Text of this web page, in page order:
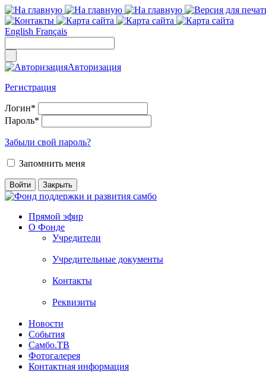
English Français
Авторизация
Регистрация
Логин*
Пароль*
Забыли свой пароль?
Запомнить меня
Прямой эфир
О Фонде
Учредители
Учредительные документы
Контакты
Реквизиты
Новости
События
Самбо.ТВ
Фотогалерея
Контактная информация